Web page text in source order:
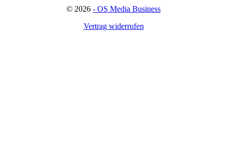
© 2026 - OS Media Business
Vertrag widerrufen